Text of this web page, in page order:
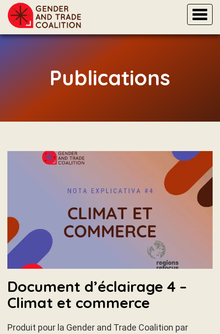
Publications
Document d’éclairage 4 –
Climat et commerce
Produit pour la Gender and Trade Coalition par